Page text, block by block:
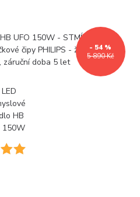
5 890 Kč
- 54 %